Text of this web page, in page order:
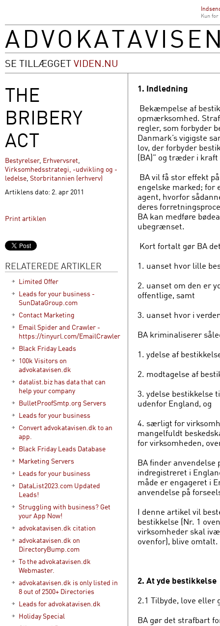
Kun
SE TILLÆGGETVIDEN.NU
THE
BRIBERY
ACT
Bestyrelser, Erhvervsret
Virksomhedsstrategi, -udvikling og -
ledelse Storbritannien (erhverv)
Artiklens dato: 2. apr 2011
Print artiklen
RELATEREDE ARTIKLER
Limited Offer
Leads for your business -
SunDataGroup.com
Contact Marketing
Email Spider and Crawler -
https://tinyurl.com/EmailCrawler
Black Friday Leads
100k Visitors on
advokatavisen.dk
datalist.biz has data that can
help your company
BulletProofSmtp.org Servers
Leads for your business
Convert advokatavisen.dk to an
app.
Black Friday Leads Database
Marketing Servers
Leads for your business
DataList2023.com Updated
Leads!
Struggling with business? Get
your App Now!
advokatavisen.dk citation
advokatavisen.dk on
DirectoryBump.com
To the advokatavisen.dk
Webmaster.
advokatavisen.dk is only listed in
8 out of 2500+ Directories
Leads for advokatavisen.dk
Holiday Special
1. Indledning
Bekæmpelse af
opmærksomhed.
regler, som forbyder
Danmark’s vigigste
lov, der forbyder
(BA)” og træder i
BA vil få stor effekt
engelske marked; for
agent, hvorfor
deres
BA kan medføre
ubegrænset.
Kort fortalt gør BA
1. uanset hvor lille
2. uanset om den er
offentlige, samt
3. uanset hvor i
BA kriminaliserer
1. ydelse af
2. modtagelse af
3. ydelse bestikkelse
udenfor England, og
4. særligt for
mangelfuldt
for virksomheden,
BA finder anvendelse
indregistreret i
måde er engageret i
anvendelse på
I denne artikel vil
bestikkelse (Nr. 1
virksomheder skal
ovenfor), blive omtalt.
2. At yde bestikkelse
2.1 Tilbyde, love eller
BA gør det strafbart